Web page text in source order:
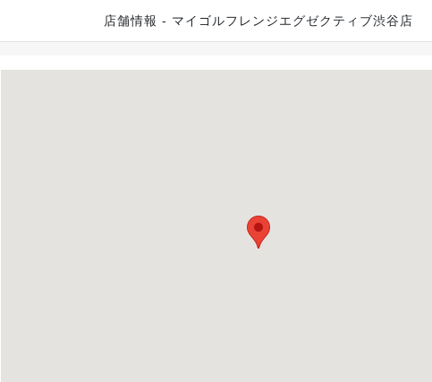
店舗情報 - マイゴルフレンジエグゼクティブ渋谷店